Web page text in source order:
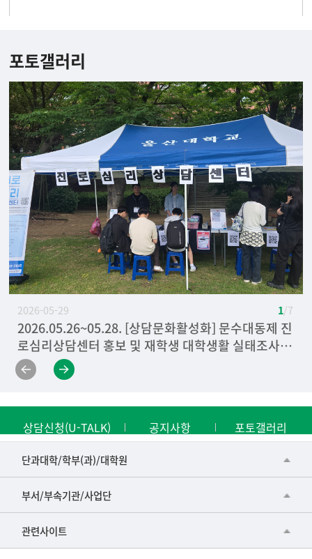
포토갤러리
2026.05.26~05.28. [상담문화활성화] 문수대동제 진
로심리상담센터 홍보 및 재학생 대학생활 실태조사 사
전 조사
2026-05-29
2026.04.09. [마음건강 캠페인] 청년 마음건강을 위
한 이동상담 캠페인
2025.06.05. [자살예방캠페인]
2025.09.09. [비교과랜드]
2025. 09.25 [마음건강캠페인] 2025 마음약국
2025. 05.22 [마음건강캠페인] 4대 중독 캠페인
[마음건강 캠페인] 2023 마음약국
1/ 7
상담신청(U-TALK) 공지사항 포토갤러리
단과대학/학부(과)/대학원
■인문대학
▷국어국문학부
▷일본어·일본학과
부서/부속기관/사업단
공동기기센터
공학교육혁신센터
관련사이트
건강가정지원센터
교수협의회